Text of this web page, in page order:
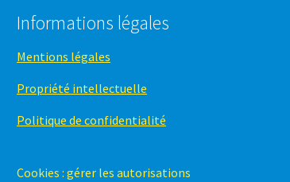
Informations légales
Mentions légales
Propriété intellectuelle
Politique de confidentialité
Cookies : gérer les autorisations